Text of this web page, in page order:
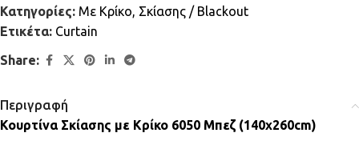
Κατηγορίες: Mε Κρίκο, Σκίασης / Blackout
Ετικέτα: Curtain
Share:
Περιγραφή
Κουρτίνα Σκίασης με Κρίκο 6050 Μπεζ (140x260cm)